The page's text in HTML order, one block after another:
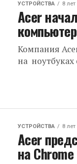
УСТРОЙСТВА 8
Acer
Компания
на ноутбуках
УСТРОЙСТВА 8
Acer
на Chrome